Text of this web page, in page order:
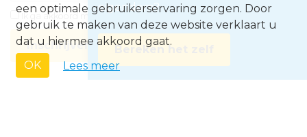
eigendom?
Bereken het zelf
Ik ga akkoord met de privacyvoorwaarden
Inschrijven
een optimale gebruikerservaring zorgen. Door
gebruik te maken van deze website verklaart u
dat u hiermee akkoord gaat.
OK
Lees meer